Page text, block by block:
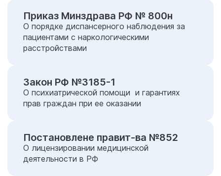
Приказ Минздрава РФ № 800н
О порядке диспансерного наблюдения за
пациентами с наркологическими
расстройствами
Закон РФ №3185-1
О психиатрической помощи и гарантиях
прав граждан при ее оказании
Постановлене правит-ва №852
О лицензировании медицинской
деятельности в РФ